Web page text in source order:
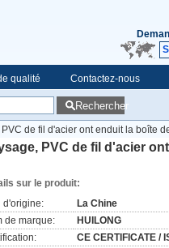
qualité Contactez-nous
Rechercher
de fil d'acier ont enduit la boîte
PVC de fil d'acier
sur le produit:
d'origine:
La Chine
de marque:
HUILONG
CE CERTIFICATE /